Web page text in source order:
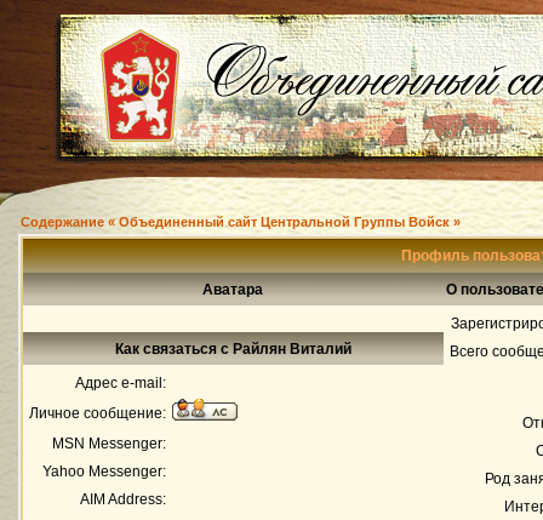
Содержание « Объединенный сайт Центральной Группы Войск »
Профиль
Аватара
О
Всего
Род
Как связаться с Райлян Виталий
Адрес e-mail:
Личное сообщение:
MSN Messenger:
Yahoo Messenger:
AIM Address: